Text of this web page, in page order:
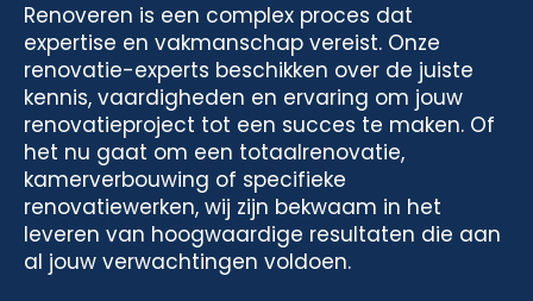
Renoveren is een complex proces dat
expertise en vakmanschap vereist. Onze
renovatie-experts beschikken over de juiste
kennis, vaardigheden en ervaring om jouw
renovatieproject tot een succes te maken. Of
het nu gaat om een totaalrenovatie,
kamerverbouwing of specifieke
renovatiewerken, wij zijn bekwaam in het
leveren van hoogwaardige resultaten die aan
al jouw verwachtingen voldoen.